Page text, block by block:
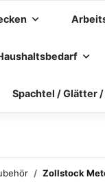
Spachtel / Glätter /
Zollstock